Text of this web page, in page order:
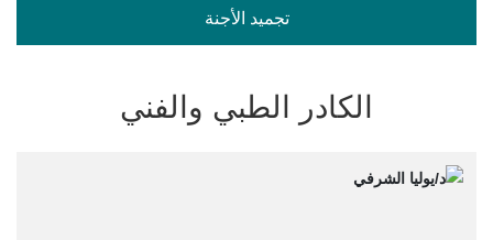
تجميد الأجنة
الكادر الطبي والفني